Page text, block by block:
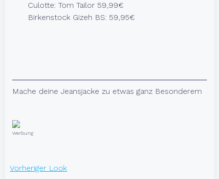
Culotte: Tom Tailor 59,99€
Birkenstock Gizeh BS: 59,95€
Mache deine Jeansjacke zu etwas ganz Besonderem
Werbung
Vorheriger Look